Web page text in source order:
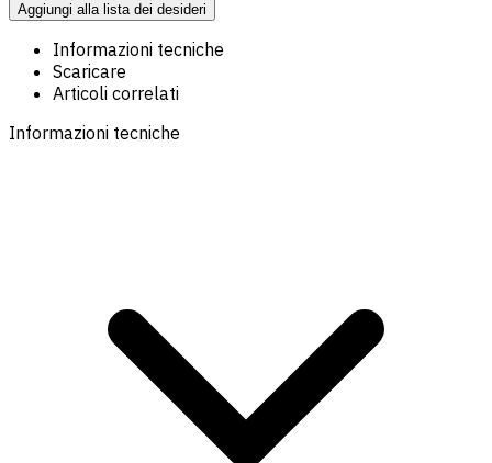
Aggiungi alla lista dei desideri
Informazioni tecniche
Scaricare
Articoli correlati
Informazioni tecniche